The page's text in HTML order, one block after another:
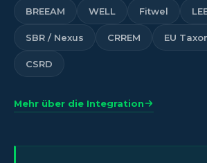
BREEAM WELL Fitwel
SBR / Nexus CRREM EU
CSRD
Mehr über die Integration